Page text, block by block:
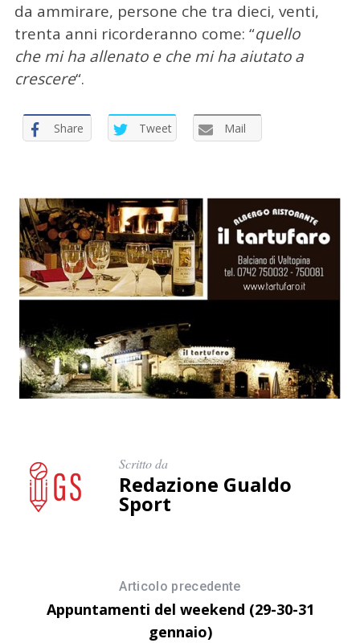
da ammirare, persone che tra dieci, venti,
trenta anni ricorderanno come: “quello
che mi ha allenato e che mi ha aiutato a
crescere“.
Share Tweet Mail
Scritto da
Redazione Gualdo
Sport
Articolo precedente
Appuntamenti del weekend (29-30-31
gennaio)